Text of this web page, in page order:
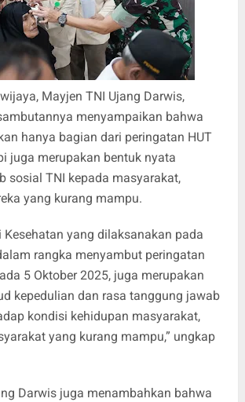
Mayjen TNI Ujang Darwis,
menyampaikan bahwa
hanya bagian dari peringatan HUT
juga merupakan bentuk nyata
sosial TNI kepada masyarakat,
yang kurang mampu.
Kesehatan yang dilaksanakan pada
rangka menyambut peringatan
5 Oktober 2025, juga merupakan
kepedulian dan rasa tanggung jawab
kondisi kehidupan masyarakat,
yang kurang mampu,” ungkap
Darwis juga menambahkan bahwa